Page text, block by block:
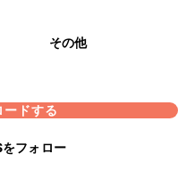
その他
ードする
フォロー